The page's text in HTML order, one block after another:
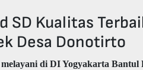
Kualitas
Desa Donotirto
di DI Yogyakarta